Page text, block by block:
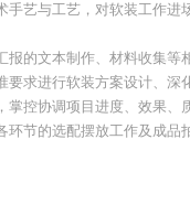
手艺与工艺，对软装工作进
报的文本制作、材料收集等
要求进行软装方案设计、深
掌控协调项目进度、效果、
环节的选配摆放工作及成品